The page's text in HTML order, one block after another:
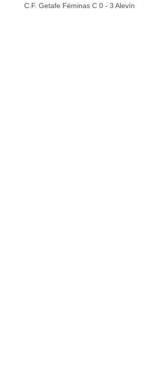
C.F. Getafe Féminas C 0 - 3 Alevín